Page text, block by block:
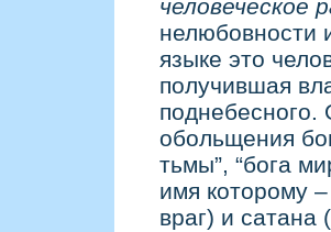
человеческое
нелюбовности
языке это
получившая
поднебесного.
обольщения
тьмы”, “бога
имя которому
враг) и сатана